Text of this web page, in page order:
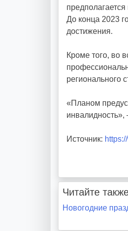
До конца 2023
достижения.
Кроме того, во
регионального
«Планом
инвалидность»,
Источник:
Читайте
Новогодние